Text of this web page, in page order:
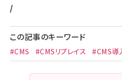
/
この記事のキーワード
#CMS #CMSリプレイス #CMS導